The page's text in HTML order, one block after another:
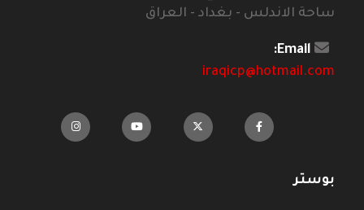
ساحة الاندلس - بغداد - العراق
Email:
iraqicp@hotmail.com
بوستر